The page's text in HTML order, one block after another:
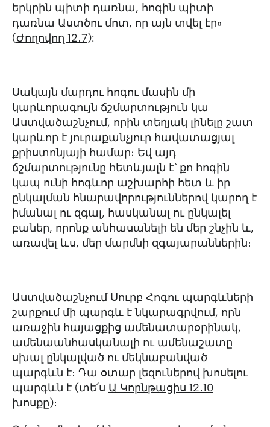
երկրին պիտի դառնա, հոգին պիտի
դառնա Աստծու մոտ, որ այն տվել էր»
(Ժողովող 12․7):
Սակայն մարդու հոգու մասին մի
կարևորագույն ճշմարտություն կա
Աստվածաշնչում, որին տեղյակ լինելը շատ
կարևոր է յուրաքանչյուր հավատացյալ
քրիստոնյայի համար։ Եվ այդ
ճշմարտությունը հետևյալն է՝ քո հոգին
կապ ունի հոգևոր աշխարհի հետ և իր
ընկալման հնարավորություններով կարող է
իմանալ ու զգալ, հասկանալ ու ընկալել
բաներ, որոնք անհասանելի են մեր շնչին և,
առավել ևս, մեր մարմնի զգայարաններին։
Աստվածաշնչում Սուրբ Հոգու պարգևների
շարքում մի պարգև է նկարագրվում, որն
առաջին հայացքից ամենատարօրինակ,
ամենաանհասկանալի ու ամենաշատը
սխալ ընկալված ու մեկնաբանված
պարգևն է։ Դա օտար լեզուներով խոսելու
պարգևն է (տե՛ս Ա Կորնթացիս 12․10
խոսքը)։